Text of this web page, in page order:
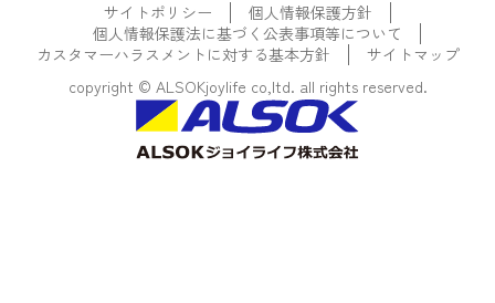
サイトポリシー
個人情報保護方針
個人情報保護法に基づく公表事項等について
カスタマーハラスメントに対する基本方針
サイトマップ
copyright © ALSOKjoylife co,ltd. all rights reserved.